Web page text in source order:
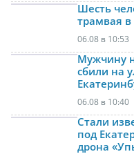
Шесть
трамвая
06.08 в 10:53
Мужчину
сбили на
06.08 в 10:40
Стали
под
дрона